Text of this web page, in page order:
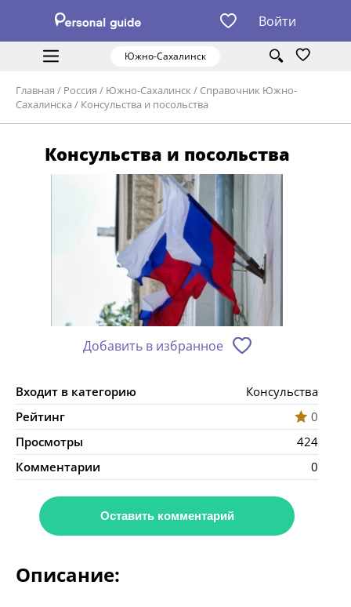
Войти
Южно-Сахалинск
Главная / Россия / Южно-Сахалинск / Справочник Южно-
Сахалинска / Консульства и посольства
Консульства и посольства
Добавить в избранное
Входит в категорию
Консульства
Рейтинг
0
Просмотры
424
Комментарии
0
Оставить комментарий
Описание: